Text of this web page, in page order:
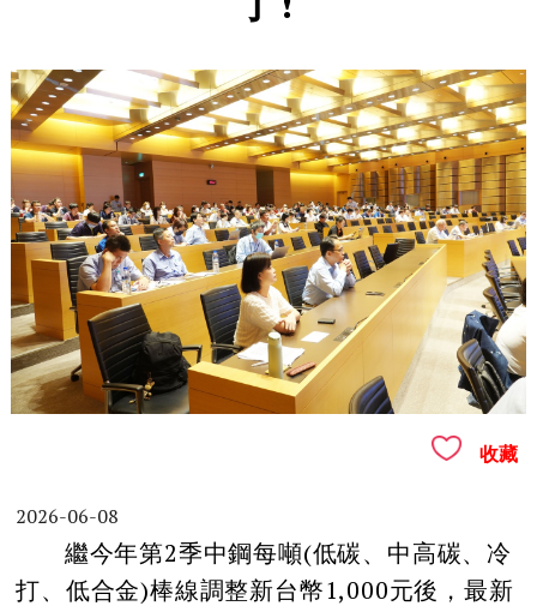
收藏
2026-06-08
繼今年第2季中鋼每噸(低碳、中高碳、冷
打、低合金)棒線調整新台幣1,000元後，最新